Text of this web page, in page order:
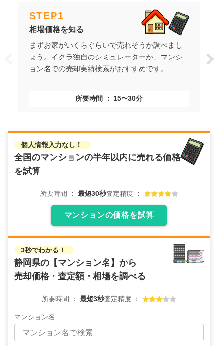
STEP1
相場価格を知る
まずお家がいくらぐらいで売れそうか調べまし
ょう。イクラ独自のシミュレーターか、マンシ
ョン名での売却実績検索がおすすめです。
所要時間 15〜30分
個人情報入力なし！
全国のマンションの半年以内に売れる価格
を試算
所要時間 最短30秒査定精度
マンションの価格を試算
3秒でわかる！
静岡県の 【マンション名】から
売却価格・査定額・相場を調べる
所要時間 最短3秒査定精度
マンション名